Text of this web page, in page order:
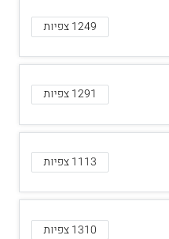
1249 צפיות
1291 צפיות
1113 צפיות
1310 צפיות